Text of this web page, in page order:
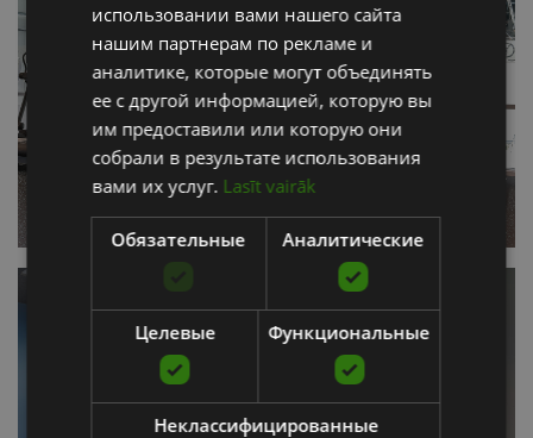
использовании вами нашего сайта
нашим партнерам по рекламе и
аналитике, которые могут объединять
ее с другой информацией, которую вы
им предоставили или которую они
собрали в результате использования
вами их услуг. Lasīt vairāk
Обязательные Аналитические
Целевые Функциональные
Неклассифицированные